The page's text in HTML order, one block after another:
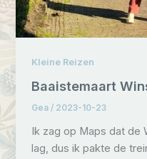
Kleine Reizen
Baaistemaart
Gea/ 2023-10-23
Ik zag op Maps dat de
lag, dus ik pakte de